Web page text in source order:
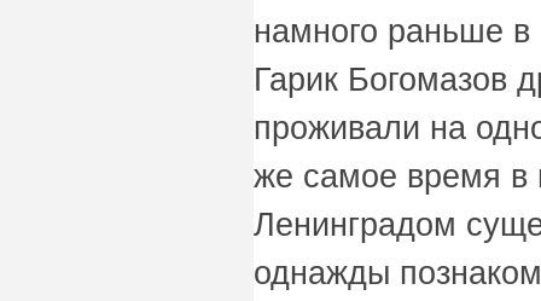
намного раньше
Гарик Богомазов
проживали на
же самое время в
Ленинградом
однажды